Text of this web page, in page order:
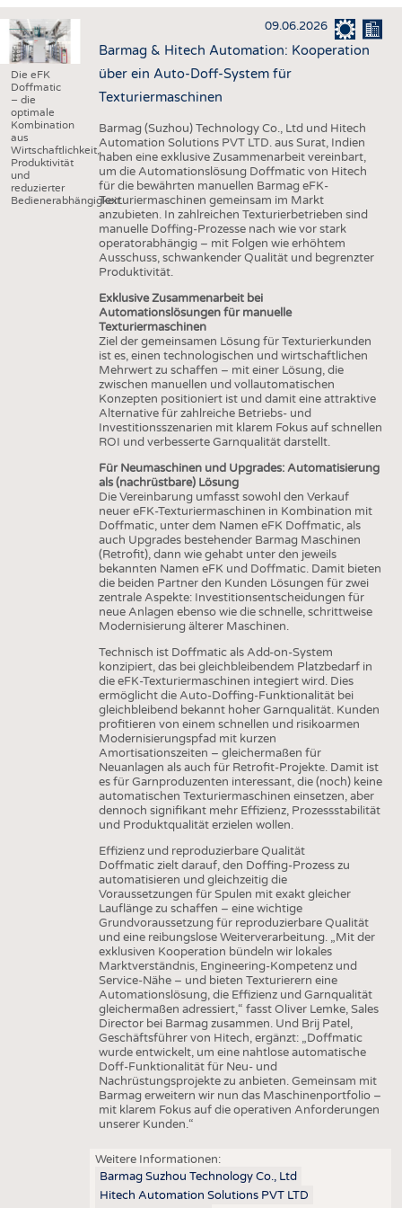
HAUS- UND HEIMTEXTILIEN
BEKLEIDUNG
TESTS
BUSINESS
UNTERNEHMEN
AUSSCHREIBUNGEN
DTV AUSSCHREIBUNGSDIENST
FAKTEN
STATISTICS
WISSEN
ADRESSEN & LINKS
PUBLIKATIONEN
TERMINE
BRANCHENTERMINE
Die eFK
Doffmatic
– die
optimale
Kombination
aus
Wirtschaftlichkeit,
Produktivität
und
reduzierter
Bedienerabhängigkeit.
09.06.2026
Barmag & Hitech Automation: Kooperation
über ein Auto-Doff-System für
Texturiermaschinen
Barmag (Suzhou) Technology Co., Ltd und Hitech
Automation Solutions PVT LTD. aus Surat, Indien
haben eine exklusive Zusammenarbeit vereinbart,
um die Automationslösung Doffmatic von Hitech
für die bewährten manuellen Barmag eFK-
Texturiermaschinen gemeinsam im Markt
anzubieten. In zahlreichen Texturierbetrieben sind
manuelle Doffing-Prozesse nach wie vor stark
operatorabhängig – mit Folgen wie erhöhtem
Ausschuss, schwankender Qualität und begrenzter
Produktivität.
Exklusive Zusammenarbeit bei
Automationslösungen für manuelle
Texturiermaschinen
Ziel der gemeinsamen Lösung für Texturierkunden
ist es, einen technologischen und wirtschaftlichen
Mehrwert zu schaffen – mit einer Lösung, die
zwischen manuellen und vollautomatischen
Konzepten positioniert ist und damit eine attraktive
Alternative für zahlreiche Betriebs- und
Investitionsszenarien mit klarem Fokus auf schnellen
ROI und verbesserte Garnqualität darstellt.
Für Neumaschinen und Upgrades: Automatisierung
als (nachrüstbare) Lösung
Die Vereinbarung umfasst sowohl den Verkauf
neuer eFK-Texturiermaschinen in Kombination mit
Doffmatic, unter dem Namen eFK Doffmatic, als
auch Upgrades bestehender Barmag Maschinen
(Retrofit), dann wie gehabt unter den jeweils
bekannten Namen eFK und Doffmatic. Damit bieten
die beiden Partner den Kunden Lösungen für zwei
zentrale Aspekte: Investitionsentscheidungen für
neue Anlagen ebenso wie die schnelle, schrittweise
Modernisierung älterer Maschinen.
Technisch ist Doffmatic als Add-on-System
konzipiert, das bei gleichbleibendem Platzbedarf in
die eFK-Texturiermaschinen integiert wird. Dies
ermöglicht die Auto-Doffing-Funktionalität bei
gleichbleibend bekannt hoher Garnqualität. Kunden
profitieren von einem schnellen und risikoarmen
Modernisierungspfad mit kurzen
Amortisationszeiten – gleichermaßen für
Neuanlagen als auch für Retrofit-Projekte. Damit ist
es für Garnproduzenten interessant, die (noch) keine
automatischen Texturiermaschinen einsetzen, aber
dennoch signifikant mehr Effizienz, Prozessstabilität
und Produktqualität erzielen wollen.
Effizienz und reproduzierbare Qualität
Doffmatic zielt darauf, den Doffing-Prozess zu
automatisieren und gleichzeitig die
Voraussetzungen für Spulen mit exakt gleicher
Lauflänge zu schaffen – eine wichtige
Grundvoraussetzung für reproduzierbare Qualität
und eine reibungslose Weiterverarbeitung. „Mit der
exklusiven Kooperation bündeln wir lokales
Marktverständnis, Engineering-Kompetenz und
Service-Nähe – und bieten Texturierern eine
Automationslösung, die Effizienz und Garnqualität
gleichermaßen adressiert,“ fasst Oliver Lemke, Sales
Director bei Barmag zusammen. Und Brij Patel,
Geschäftsführer von Hitech, ergänzt: „Doffmatic
wurde entwickelt, um eine nahtlose automatische
Doff-Funktionalität für Neu- und
Nachrüstungsprojekte zu anbieten. Gemeinsam mit
Barmag erweitern wir nun das Maschinenportfolio –
mit klarem Fokus auf die operativen Anforderungen
unserer Kunden.“
Weitere Informationen:
Barmag Suzhou Technology Co., Ltd
Hitech Automation Solutions PVT LTD